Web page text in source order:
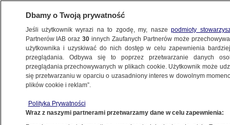
PROGRAMY
11.12.2017, 12:00
Dbamy o Twoją prywatność
Jeśli użytkownik wyrazi na to zgodę, my, naszepodmioty
Partnerów IAB oraz30 innych Zaufanych Partnerów może
użytkownika i uzyskiwać do nich dostęp w celu zapewnienia
przeglądania. Odbywa się to poprzez przetwarzanie danych
przeglądania przechowywanych w plikach cookie. Użytkownik może
się przetwarzaniu w oparciu o uzasadniony interes w dowolnym
plików cookie i reklam”.
Polityka Prywatności
Wraz z naszymi partnerami przetwarzamy dane w celu zapewnienia: